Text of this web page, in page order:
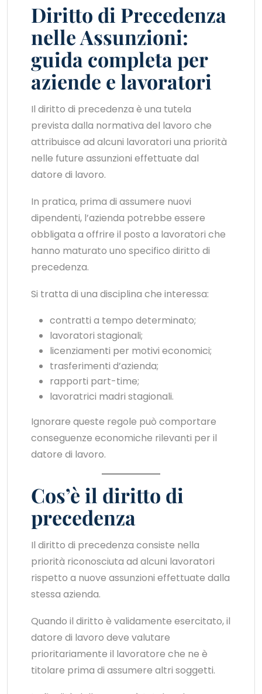
Diritto di Precedenza
nelle Assunzioni:
guida completa per
aziende e lavoratori
Il diritto di precedenza è una tutela
prevista dalla normativa del lavoro che
attribuisce ad alcuni lavoratori una priorità
nelle future assunzioni effettuate dal
datore di lavoro.
In pratica, prima di assumere nuovi
dipendenti, l’azienda potrebbe essere
obbligata a offrire il posto a lavoratori che
hanno maturato uno specifico diritto di
precedenza.
Si tratta di una disciplina che interessa:
contratti a tempo determinato;
lavoratori stagionali;
licenziamenti per motivi economici;
trasferimenti d’azienda;
rapporti part-time;
lavoratrici madri stagionali.
Ignorare queste regole può comportare
conseguenze economiche rilevanti per il
datore di lavoro.
Cos’è il diritto di
precedenza
Il diritto di precedenza consiste nella
priorità riconosciuta ad alcuni lavoratori
rispetto a nuove assunzioni effettuate dalla
stessa azienda.
Quando il diritto è validamente esercitato, il
datore di lavoro deve valutare
prioritariamente il lavoratore che ne è
titolare prima di assumere altri soggetti.